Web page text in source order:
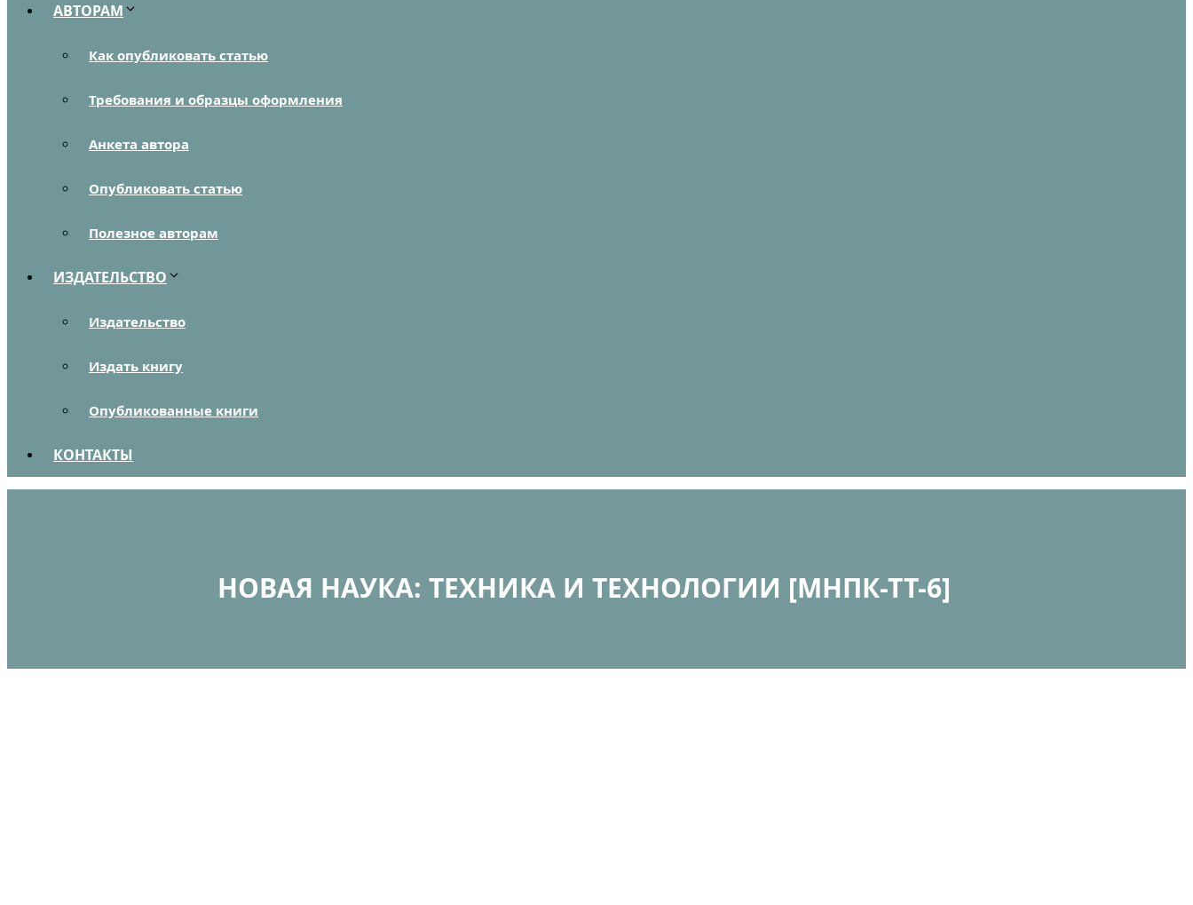
АВТОРАМ
Как опубликовать статью
Требования и образцы оформления
Анкета автора
Опубликовать статью
Полезное авторам
ИЗДАТЕЛЬСТВО
Издательство
Издать книгу
Опубликованные книги
КОНТАКТЫ
НОВАЯ НАУКА: ТЕХНИКА И ТЕХНОЛОГИИ [МНПК-ТТ-6]